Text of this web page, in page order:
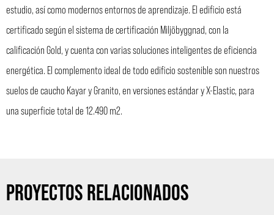
estudio, así como modernos entornos de aprendizaje. El edificio está
certificado según el sistema de certificación Miljöbyggnad, con la
calificación Gold, y cuenta con varias soluciones inteligentes de eficiencia
energética. El complemento ideal de todo edificio sostenible son nuestros
suelos de caucho Kayar y Granito, en versiones estándar y X-Elastic, para
una superficie total de 12.490 m2.
PROYECTOS RELACIONADOS